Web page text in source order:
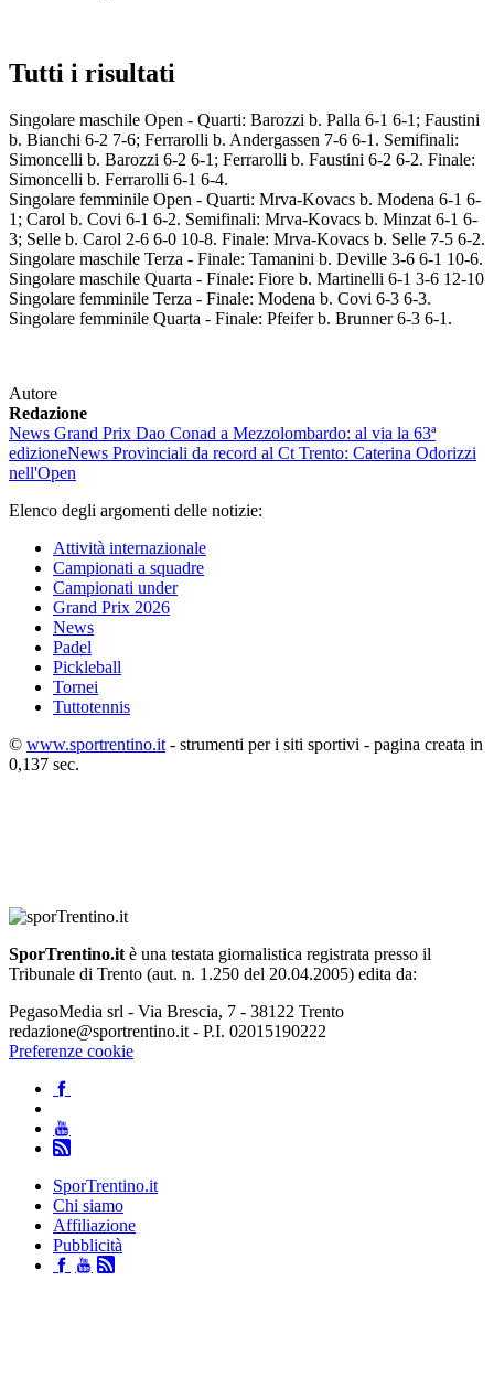
Tutti i risultati
Singolare maschile Open - Quarti: Barozzi b. Palla 6-1 6-1; Faustini
b. Bianchi 6-2 7-6; Ferrarolli b. Andergassen 7-6 6-1. Semifinali:
Simoncelli b. Barozzi 6-2 6-1; Ferrarolli b. Faustini 6-2 6-2. Finale:
Simoncelli b. Ferrarolli 6-1 6-4.
Singolare femminile Open - Quarti: Mrva-Kovacs b. Modena 6-1 6-
1; Carol b. Covi 6-1 6-2. Semifinali: Mrva-Kovacs b. Minzat 6-1 6-
3; Selle b. Carol 2-6 6-0 10-8. Finale: Mrva-Kovacs b. Selle 7-5 6-2.
Singolare maschile Terza - Finale: Tamanini b. Deville 3-6 6-1 10-6.
Singolare maschile Quarta - Finale: Fiore b. Martinelli 6-1 3-6 12-10
Singolare femminile Terza - Finale: Modena b. Covi 6-3 6-3.
Singolare femminile Quarta - Finale: Pfeifer b. Brunner 6-3 6-1.
Autore
Redazione
News Grand Prix Dao Conad a Mezzolombardo: al via la 63ª
edizioneNews Provinciali da record al Ct Trento: Caterina Odorizzi
nell'Open
Elenco degli argomenti delle notizie:
Attività internazionale
Campionati a squadre
Campionati under
Grand Prix 2026
News
Padel
Pickleball
Tornei
Tuttotennis
© www.sportrentino.it - strumenti per i siti sportivi - pagina creata in
0,137 sec.
SporTrentino.it è una testata giornalistica registrata presso il
Tribunale di Trento (aut. n. 1.250 del 20.04.2005) edita da:
PegasoMedia srl - Via Brescia, 7 - 38122 Trento
redazione@sportrentino.it - P.I. 02015190222
Preferenze cookie
SporTrentino.it
Chi siamo
Affiliazione
Pubblicità